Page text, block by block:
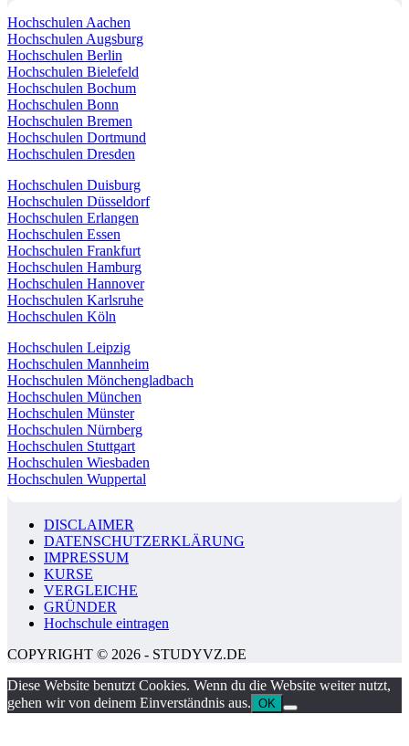
Hochschulen Aachen
Hochschulen Augsburg
Hochschulen Berlin
Hochschulen Bielefeld
Hochschulen Bochum
Hochschulen Bonn
Hochschulen Bremen
Hochschulen Dortmund
Hochschulen Dresden
Hochschulen Duisburg
Hochschulen Düsseldorf
Hochschulen Erlangen
Hochschulen Essen
Hochschulen Frankfurt
Hochschulen Hamburg
Hochschulen Hannover
Hochschulen Karlsruhe
Hochschulen Köln
Hochschulen Leipzig
Hochschulen Mannheim
Hochschulen Mönchengladbach
Hochschulen München
Hochschulen Münster
Hochschulen Nürnberg
Hochschulen Stuttgart
Hochschulen Wiesbaden
Hochschulen Wuppertal
DISCLAIMER
DATENSCHUTZERKLÄRUNG
IMPRESSUM
KURSE
VERGLEICHE
GRÜNDER
Hochschule eintragen
COPYRIGHT © 2026 - STUDYVZ.DE
Diese Website benutzt Cookies. Wenn du die Website weiter nutzt,
gehen wir von deinem Einverständnis aus. OK